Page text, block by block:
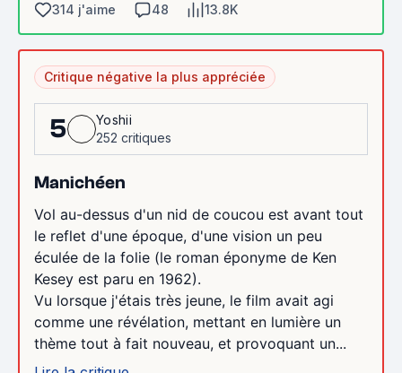
314 j'aime
48 13.8K
Critique négative la plus appréciée
5
Yoshii
252 critiques
Manichéen
Vol au-dessus d'un nid de coucou est avant tout
le reflet d'une époque, d'une vision un peu
éculée de la folie (le roman éponyme de Ken
Kesey est paru en 1962).
Vu lorsque j'étais très jeune, le film avait agi
comme une révélation, mettant en lumière un
thème tout à fait nouveau, et provoquant un...